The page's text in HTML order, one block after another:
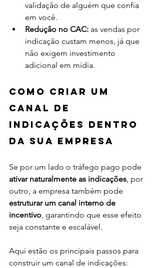
validação de alguém que confia
em você.
Redução no CAC: as vendas por
indicação custam menos, já que
não exigem investimento
adicional em mídia.
Como criar um
canal de
indicações dentro
da sua empresa
Se por um lado o tráfego pago pode
ativar naturalmente as indicações, por
outro, a empresa também pode
estruturar um canal interno de
incentivo, garantindo que esse efeito
seja constante e escalável.
Aqui estão os principais passos para
construir um canal de indicações: